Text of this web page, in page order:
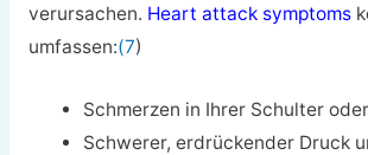
verursachen. Heart attack symptoms
umfassen:(7)
Schmerzen in Ihrer Schulter
Schwerer, erdrückender Druck